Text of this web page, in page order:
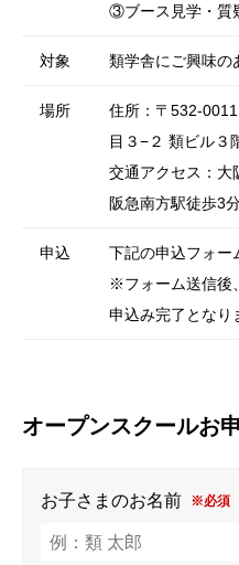
③ブース見学・質
対象 類学舎にご興味の
場所
住所：〒532-
目３−２ 類ビル３
交通アクセス：大
阪急南方駅徒歩3
申込
下記の申込フォー
※フォーム送信後
申込み完了となり
オープンスクールお
お子さまのお名前 ※必須